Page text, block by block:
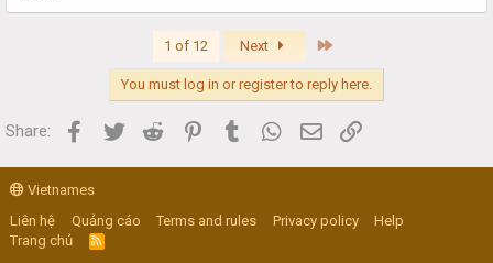
1 of 12 Next
You must log in or register to reply here.
Share: Facebook
Twitter Reddit PinterestTumblr WhatsApp
Email
Vietnames
Liên hệ
Quảng cáo Terms and rules Privacy policy
Help
Trang chủ
R
S